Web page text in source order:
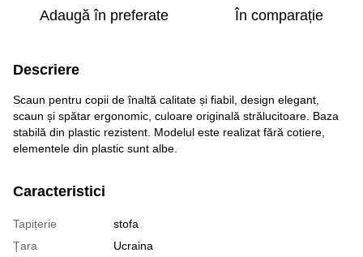
Adaugă în preferate În comparație
Descriere
Scaun pentru copii de înaltă calitate și fiabil, design elegant,
scaun și spătar ergonomic, culoare originală strălucitoare. Baza
stabilă din plastic rezistent. Modelul este realizat fără cotiere,
elementele din plastic sunt albe.
Caracteristici
Tapițerie
stofa
Țara
Ucraina